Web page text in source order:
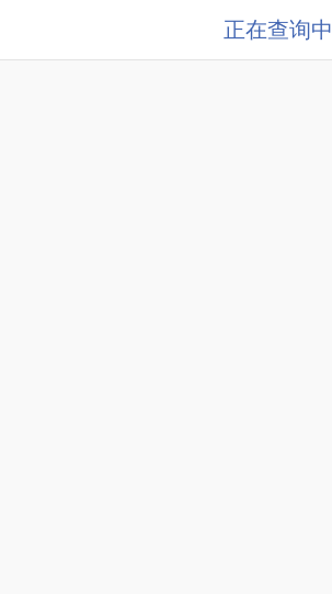
正在查询中